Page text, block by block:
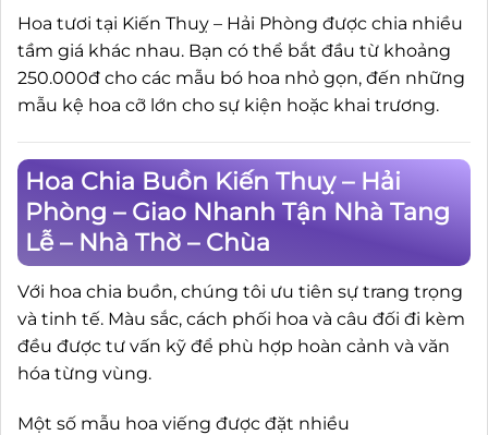
Hoa tươi tại Kiến Thuỵ – Hải Phòng được chia nhiều
tầm giá khác nhau. Bạn có thể bắt đầu từ khoảng
250.000đ cho các mẫu bó hoa nhỏ gọn, đến những
mẫu kệ hoa cỡ lớn cho sự kiện hoặc khai trương.
Hoa Chia Buồn Kiến Thuỵ – Hải
Phòng – Giao Nhanh Tận Nhà Tang
Lễ – Nhà Thờ – Chùa
Với hoa chia buồn, chúng tôi ưu tiên sự trang trọng
và tinh tế. Màu sắc, cách phối hoa và câu đối đi kèm
đều được tư vấn kỹ để phù hợp hoàn cảnh và văn
hóa từng vùng.
Một số mẫu hoa viếng được đặt nhiều